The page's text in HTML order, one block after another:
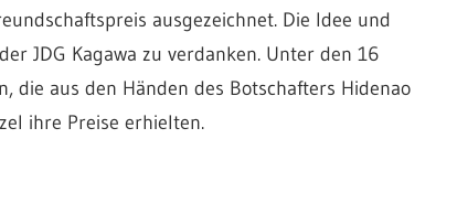
ausgezeichnet. Die Idee und
JDG Kagawa zu verdanken. Unter den 16
die aus den Händen des Botschafters Hidenao
ihre Preise erhielten.